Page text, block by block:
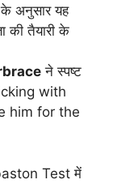
अनुसार यह
की तैयारी के
ने स्पष्ट
with
him for the
Test में